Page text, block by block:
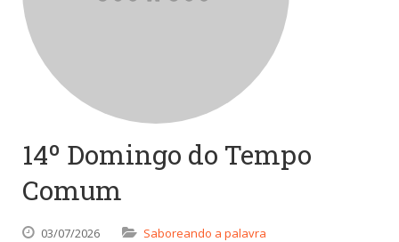
14º Domingo do Tempo
Comum
03/07/2026 Saboreando a palavra